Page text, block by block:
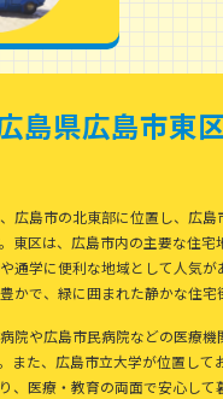
島県広島市東
広島市の北東部に位置し、広島
東区は、広島市内の主要な住宅
通学に便利な地域として人気が
かで、緑に囲まれた静かな住宅
院や広島市民病院などの医療
また、広島市立大学が位置して
、医療・教育の両面で安心して